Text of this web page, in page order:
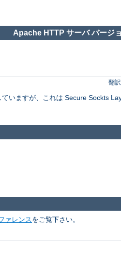
Apache HTTP サーバ バージ
翻
いますが、これは Secure Sockts
ァレンスをご覧下さい。